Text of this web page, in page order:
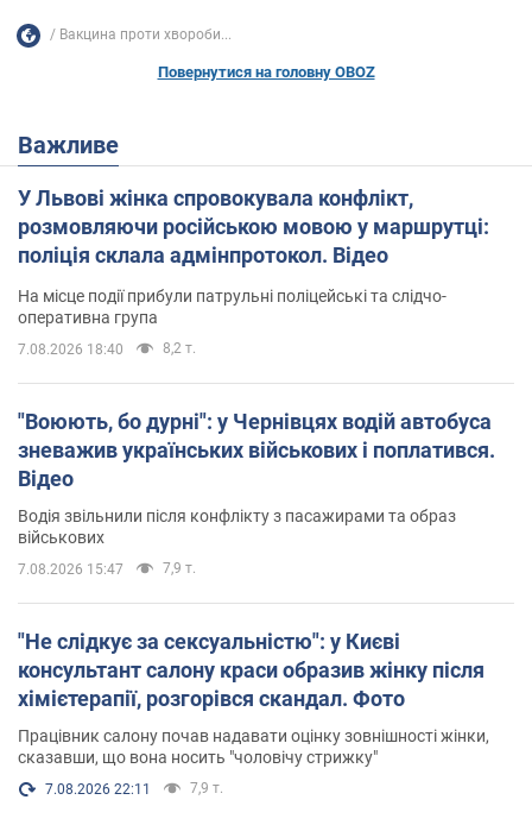
Вакцина проти хвороби...
Повернутися на головну OBOZ
Важливе
У Львові жінка спровокувала конфлікт,
розмовляючи російською мовою у маршрутці:
поліція склала адмінпротокол. Відео
На місце події прибули патрульні поліцейські та слідчо-
оперативна група
7.08.2026 18:40 8,2 т.
"Воюють, бо дурні": у Чернівцях водій автобуса
зневажив українських військових і поплатився.
Відео
Водія звільнили після конфлікту з пасажирами та образ
військових
7.08.2026 15:47 7,9 т.
"Не слідкує за сексуальністю": у Києві
консультант салону краси образив жінку після
хімієтерапії, розгорівся скандал. Фото
Працівник салону почав надавати оцінку зовнішності жінки,
сказавши, що вона носить "чоловічу стрижку"
7.08.2026 22:11 7,9 т.